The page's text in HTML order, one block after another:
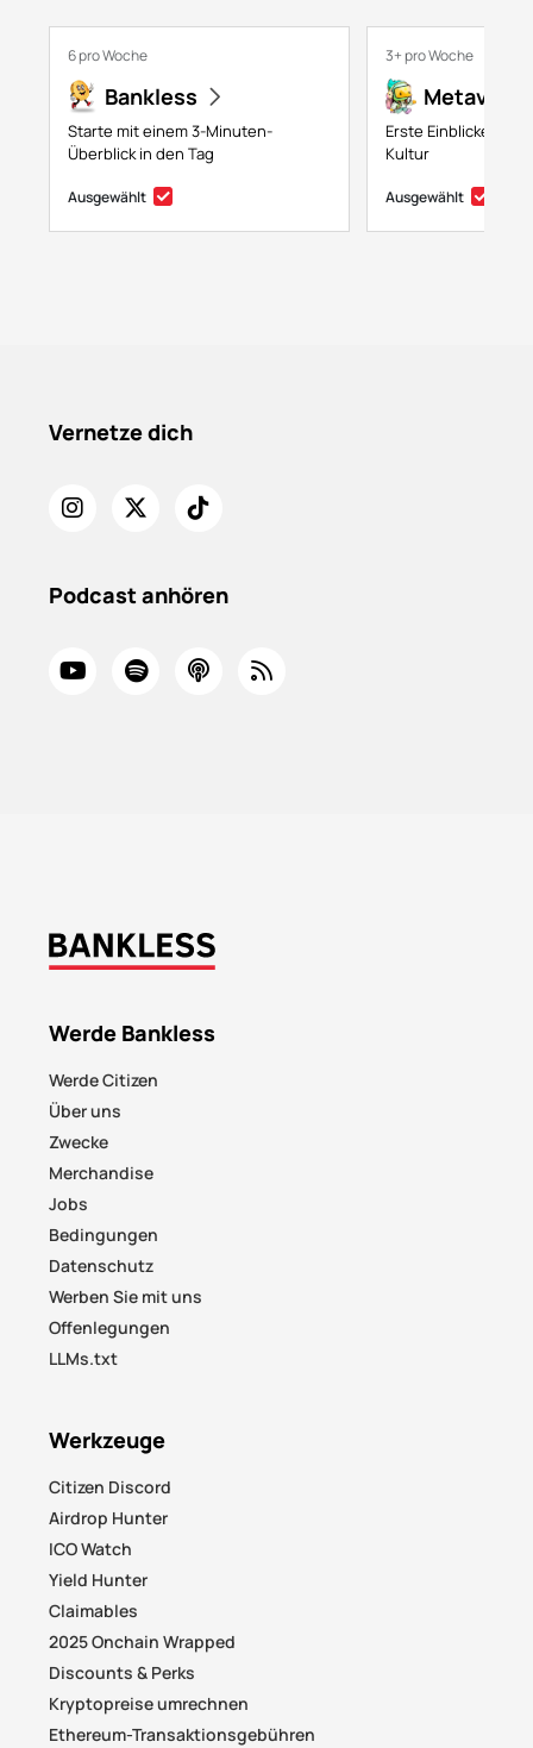
6 pro Woche
Bankless
Starte mit einem 3-Minuten-
Überblick in den Tag
Ausgewählt
3+ pro Woche
Erste Einblicke in
Kultur
Ausgewählt
Vernetze dich
Podcast anhören
Werde Bankless
Werde Citizen
Über uns
Zwecke
Merchandise
Jobs
Bedingungen
Datenschutz
Werben Sie mit uns
Offenlegungen
LLMs.txt
Werkzeuge
Citizen Discord
Airdrop Hunter
ICO Watch
Yield Hunter
Claimables
2025 Onchain Wrapped
Discounts & Perks
Kryptopreise umrechnen
Ethereum-Transaktionsgebühren